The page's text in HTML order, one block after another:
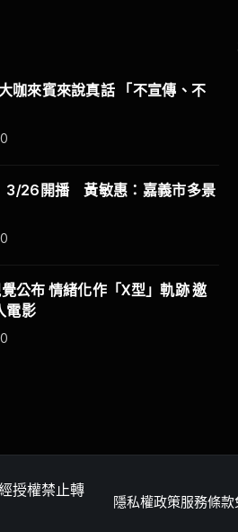
咖來賓來說真話 「不宣傳、不
3/26開播 黃敏惠：嘉義市多景
公布 情緒化作「X型」軌跡 邀
電影
授權禁止轉
隱私權政策服務條款